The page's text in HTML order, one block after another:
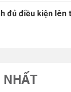
đủ điều kiện lên